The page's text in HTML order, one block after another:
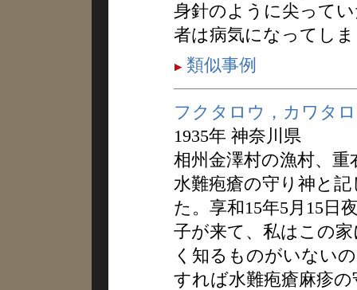
身針のように尖って
者は病気になってし
類似事例
フクタロウ，カワタ
1935年 神奈川県
相州金澤村の漁村、
水難疱瘡の守り神と
た。享和15年5月15日
子が来て、私はこの
く知るものがいない
すれば水難疱瘡麻疹